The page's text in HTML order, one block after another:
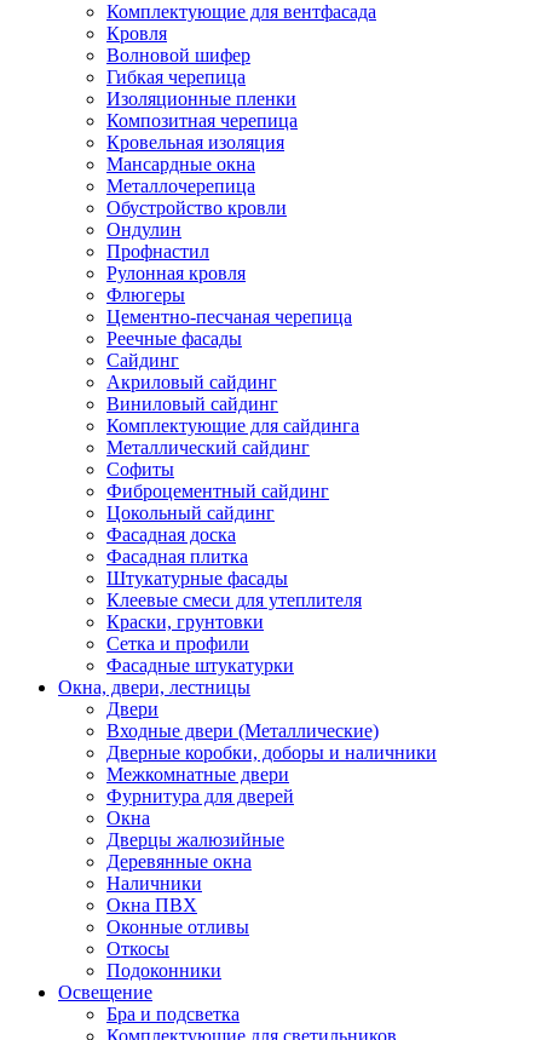
Комплектующие для вентфасада
Кровля
Волновой шифер
Гибкая черепица
Изоляционные пленки
Композитная черепица
Кровельная изоляция
Мансардные окна
Металлочерепица
Обустройство кровли
Ондулин
Профнастил
Рулонная кровля
Флюгеры
Цементно-песчаная черепица
Реечные фасады
Сайдинг
Акриловый сайдинг
Виниловый сайдинг
Комплектующие для сайдинга
Металлический сайдинг
Софиты
Фиброцементный сайдинг
Цокольный сайдинг
Фасадная доска
Фасадная плитка
Штукатурные фасады
Клеевые смеси для утеплителя
Краски, грунтовки
Сетка и профили
Фасадные штукатурки
Окна, двери, лестницы
Двери
Входные двери (Металлические)
Дверные коробки, доборы и наличники
Межкомнатные двери
Фурнитура для дверей
Окна
Дверцы жалюзийные
Деревянные окна
Наличники
Окна ПВХ
Оконные отливы
Откосы
Подоконники
Освещение
Бра и подсветка
Комплектующие для светильников